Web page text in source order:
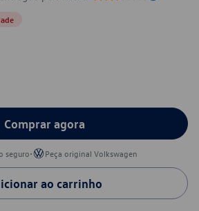
Comprar agora
seguro• Peça original Volkswagen
ao carrinho